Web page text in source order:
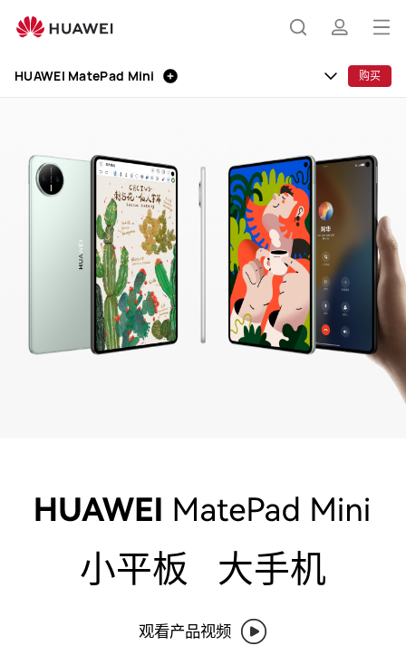
MatePad
打
开
HUAWEI MatePad Mini 购买
小平板 大手机
观看产品视频